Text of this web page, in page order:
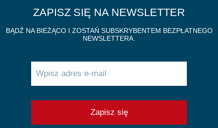
ZAPISZ SIĘ NA NEWSLETTER
BĄDŹ NA BIEŻĄCO I ZOSTAŃ SUBSKRYBENTEM BEZPŁATNEGO
NEWSLETTERA.